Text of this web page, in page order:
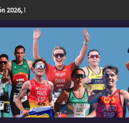
la más numerosa hasta la fecha